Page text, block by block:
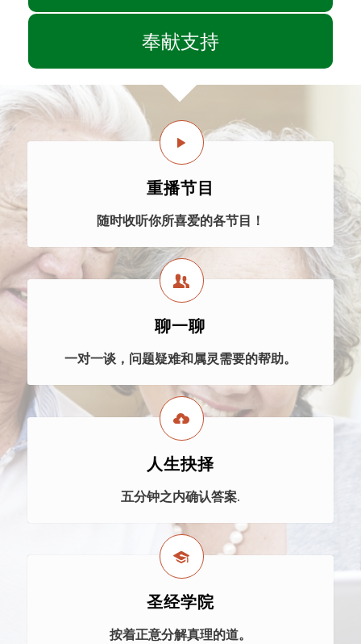
奉献支持
重播节目
随时收听你所喜爱的各节目！
聊一聊
一对一谈，问题疑难和属灵需要的帮助。
人生抉择
五分钟之内确认答案.
圣经学院
按着正意分解真理的道。